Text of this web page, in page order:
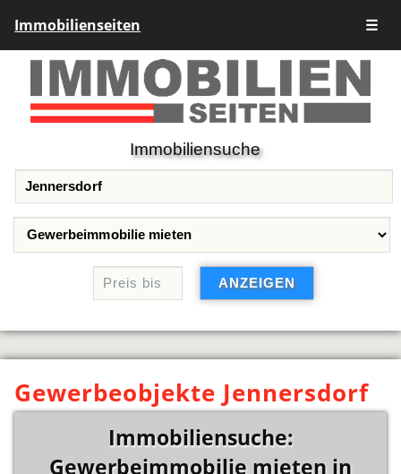
Immobilienseiten ☰
Immobiliensuche
Gewerbeobjekte Jennersdorf
Immobiliensuche:
Gewerbeimmobilie mieten in